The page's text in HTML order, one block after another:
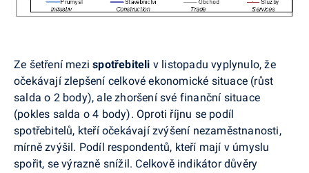
Ze šetření mezispotřebiteli v listopaduvyplynulo, že
očekávají zlepšení celkové ekonomické situace (růst
salda o 2 body), ale zhoršení své finanční situace
(pokles salda o 4 body). Oproti říjnu se podíl
spotřebitelů, kteří očekávají zvýšení nezaměstnanosti,
mírně zvýšil. Podíl respondentů, kteří mají v úmyslu
spořit, se výrazně snížil. Celkově indikátor důvěry